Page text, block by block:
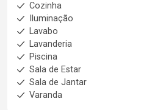
Cozinha
Iluminação
Lavabo
Lavanderia
Piscina
Sala de Estar
Sala de Jantar
Varanda